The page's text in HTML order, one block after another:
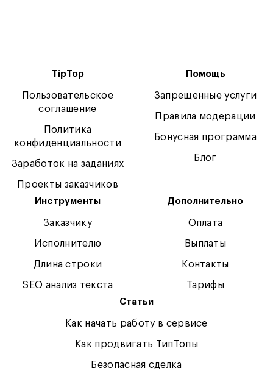
TipTop
Пользовательское
соглашение
Политика
конфиденциальности
Заработок на заданиях
Проекты заказчиков
Помощь
Запрещенные услуги
Правила модерации
Бонусная программа
Блог
Инструменты
Заказчику
Исполнителю
Длина строки
SEO анализ текста
Дополнительно
Оплата
Выплаты
Контакты
Тарифы
Статьи
Как начать работу в сервисе
Как продвигать ТипТопы
Безопасная сделка